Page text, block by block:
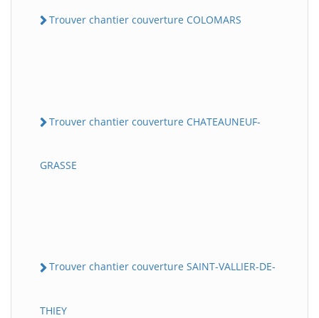
Trouver chantier couverture COLOMARS
Trouver chantier couverture CHATEAUNEUF-
GRASSE
Trouver chantier couverture SAINT-VALLIER-DE-
THIEY